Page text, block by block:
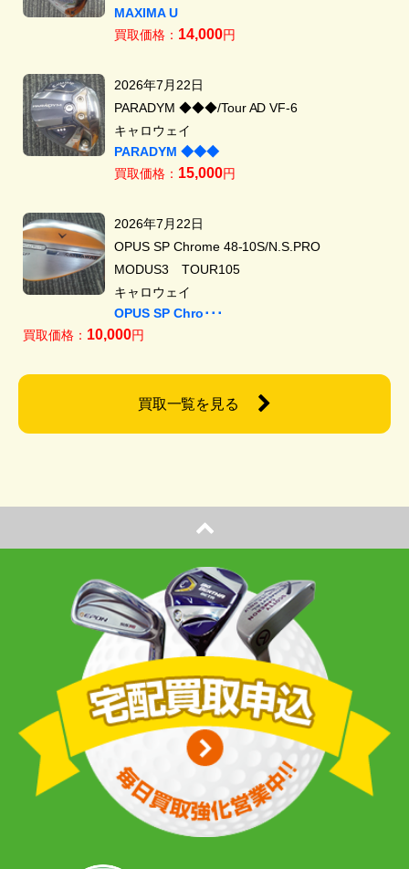
MAXIMA U
買取価格： 14,000円
2026年7月22日
PARADYM ◆◆◆/Tour AD VF-6
キャロウェイ
PARADYM ◆◆◆
買取価格： 15,000円
2026年7月22日
OPUS SP Chrome 48-10S/N.S.PRO
MODUS3 TOUR105
キャロウェイ
OPUS SP Chro･･･
買取価格： 10,000円
買取一覧を見る